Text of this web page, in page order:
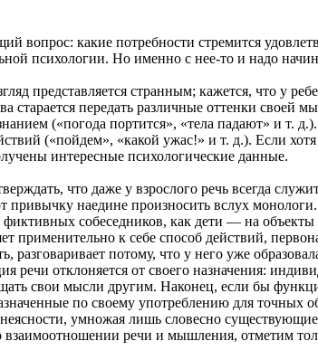
вопрос: какие потребности стремится
психологии. Но именно с нее-то и надо
представляется странным; кажется, что у
старается передать различные оттенки
(«погода портится», «тела падают» и т.
(«пойдем», «какой ужас!» и т. д.). Если
интересные психологические данные.
что даже у взрослого речь всегда
наедине произносить вслух
фиктивных собеседников, как дети — на
применительно к себе способ действий,
разговаривает потому, что у него уже
речи отклоняется от своего назначения:
свои мысли другим. Наконец, если бы
по своему употреблению для
умножая лишь словесно
взаимоотношении речи и мышления, отметим